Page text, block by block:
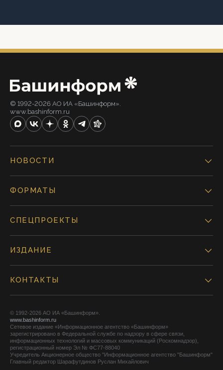
© 1992-2026 АО ИА «Башинформ».
www.bashinform.ru
НОВОСТИ
ФОРМАТЫ
СПЕЦПРОЕКТЫ
ИЗДАНИЕ
КОНТАКТЫ
© 1992-2026 АО ИА «Башинформ».
www.bashinform.ru
Сетевое издание «Информационное агентство «Башинформ»
зарегистрировано в Федеральной службе по надзору в сфере связи,
информационных технологий и массовых коммуникаций (Роскомнадзор),
регистрационный номер Эл № ФС77-88040
Учредитель Акционерное общество "Информационное агентство "Башинформ"
Главный редактор Шарафутдинов Руслан Михайлович